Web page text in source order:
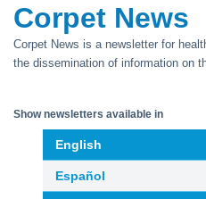
Corpet News
Corpet News is a newsletter for
the dissemination of information on
Show newsletters available in
English
Español